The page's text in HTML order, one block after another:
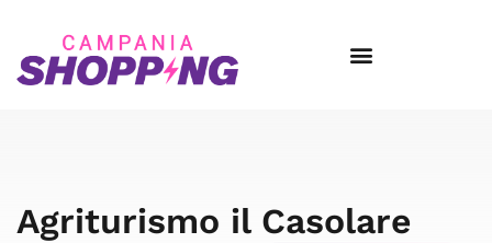
Agriturismo il Casolare